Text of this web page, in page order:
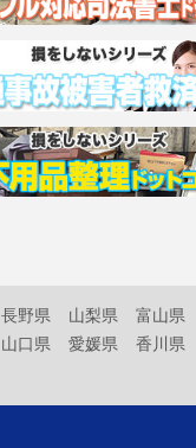
長野県 山梨県 富山県
山口県 愛媛県 香川県